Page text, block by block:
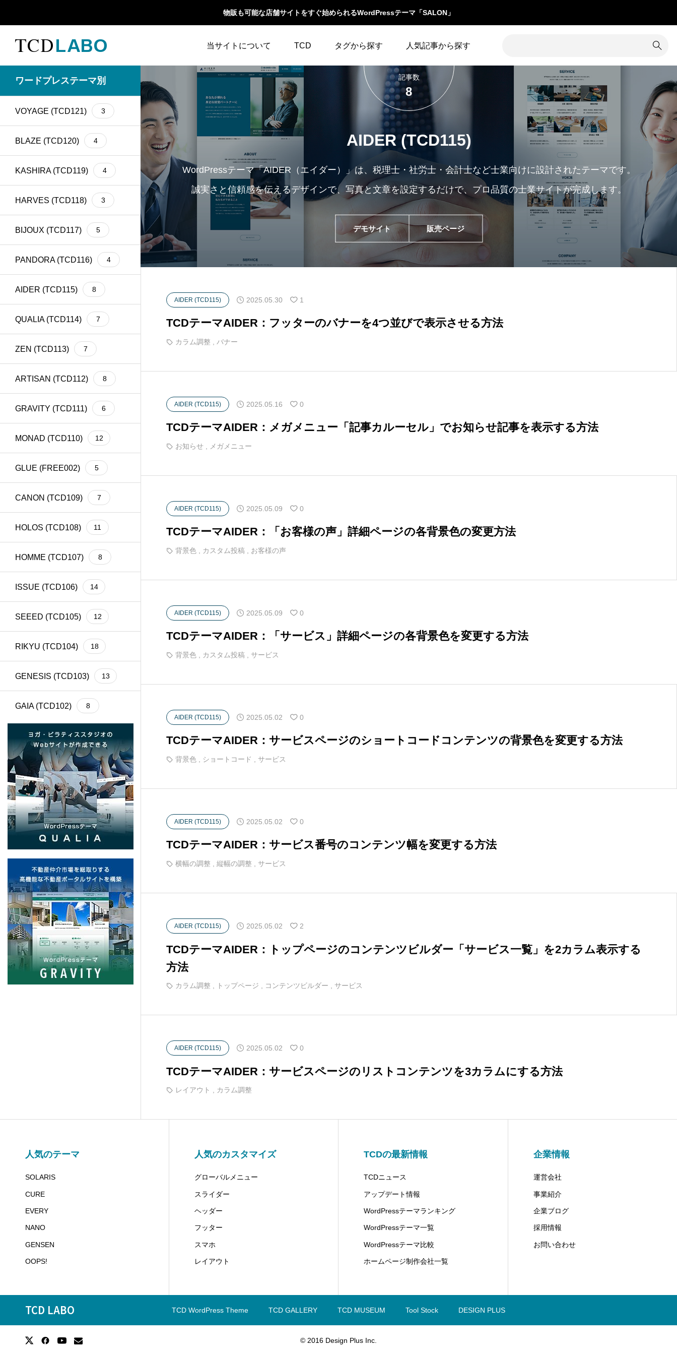
物販も可能な店舗サイトをすぐ始められるWordPressテーマ「SALON」
当サイトについて TCD タグから探す 人気記事から探す
Google Map 20
Gutenberg 6
14
meta description 21
39
retinaディスプレイ
30
SNS 15
SNSアイコン
TCDクラシックエデ
ィタプラグイン
1
Webフォント 6
Welcart
WooCommerce
YouTube
アイキャッチ
アイコン
アクセス 3
アニメーション 32
アロー
イベント一覧
ウィジェット
エスケープ 16
オーバーレイ 7
カスタム投稿タイプ 1
カテゴリーソートボ
4
カテゴリー指定 13
カテゴリー除外 8
カラム調整 31
カレンダー 3
クイックタグ
クチコミ 5
グローバルメニュー 76
コンテンツ追加
サイズ変更
サイト名
サブメニュー
ショートコード
TCD LABOとは
TCDテーマ一覧
ファイルの編集方法
WordPressテーマ比較
人気ランキング
アップデート情報
ワードプレステーマ別
VOYAGE (TCD121) 3
BLAZE (TCD120) 4
KASHIRA (TCD119) 4
HARVES (TCD118) 3
BIJOUX (TCD117) 5
PANDORA (TCD116) 4
AIDER (TCD115) 8
QUALIA (TCD114) 7
ZEN (TCD113) 7
ARTISAN (TCD112) 8
GRAVITY (TCD111) 6
MONAD (TCD110) 12
GLUE (FREE002) 5
CANON (TCD109) 7
HOLOS (TCD108) 11
HOMME (TCD107) 8
ISSUE (TCD106) 14
SEEED (TCD105) 12
RIKYU (TCD104) 18
GENESIS (TCD103) 13
GAIA (TCD102) 8
Cherie (TCD101) 4
BASARA (TCD100) 13
REHUB (TCD099) 21
SHIPS (TCD098) 6
SERUM (TCD096) 13
PORTAL (TCD095) 5
Beyond (TCD094) 7
NULL (BIZ002) 5
QUADRA (BIZ001) 9
Rebirth (FREE001)
FALCON (TCD089)
SOLARIS (TCD088)
DROP (TCD087)
AIDER (TCD115)
WordPressテーマ「AIDER（エイダー）」は、税理士・社労士・会計士など士業向けに設計されたテーマです。
誠実さと信頼感を伝えるデザインで、写真と文章を設定するだけで、プロ品質の士業サイトが完成します。
デモサイト 販売ページ
記事数
8
AIDER (TCD115) 2025.05.30 1
TCDテーマAIDER：フッターのバナーを4つ並びで表示させる方法
カラム調整 バナー
AIDER (TCD115) 2025.05.16 0
TCDテーマAIDER：メガメニュー「記事カルーセル」でお知らせ記事を表示する方法
お知らせ メガメニュー
AIDER (TCD115) 2025.05.09 0
TCDテーマAIDER：「お客様の声」詳細ページの各背景色の変更方法
背景色 カスタム投稿 お客様の声
AIDER (TCD115) 2025.05.09 0
TCDテーマAIDER：「サービス」詳細ページの各背景色を変更する方法
背景色 カスタム投稿 サービス
AIDER (TCD115) 2025.05.02 0
TCDテーマAIDER：サービスページのショートコードコンテンツの背景色を変更する方法
背景色 ショートコード サービス
AIDER (TCD115) 2025.05.02 0
TCDテーマAIDER：サービス番号のコンテンツ幅を変更する方法
横幅の調整 縦幅の調整 サービス
AIDER (TCD115) 2025.05.02 2
TCDテーマAIDER：トップページのコンテンツビルダー「サービス一覧」を2カラム表示する
方法
カラム調整 トップページ コンテンツビルダー サービス
AIDER (TCD115) 2025.05.02 0
TCDテーマAIDER：サービスページのリストコンテンツを3カラムにする方法
レイアウト カラム調整
人気のテーマ
SOLARIS
CURE
EVERY
NANO
GENSEN
OOPS!
人気のカスタマイズ
グローバルメニュー
スライダー
ヘッダー
フッター
スマホ
レイアウト
TCDの最新情報
TCDニュース
アップデート情報
WordPressテーマランキング
WordPressテーマ一覧
WordPressテーマ比較
ホームページ制作会社一覧
企業情報
運営会社
事業紹介
企業ブログ
採用情報
お問い合わせ
TCD LABO TCD WordPress Theme TCD GALLERY TCD MUSEUM Tool Stock DESIGN PLUS
© 2016 Design Plus Inc.